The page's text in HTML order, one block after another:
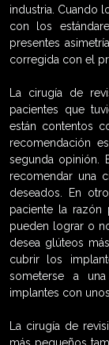
industria. Cuando
con los
presentes
corregida con el
La cirugía de
pacientes que
están contentos
recomendación
segunda opinión.
recomendar una
deseados. En
paciente la
pueden lograr o
desea glúteos
cubrir los
someterse a
implantes con
La cirugía de
más pequeños